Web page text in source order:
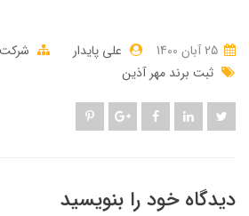
علی پایدار
ثبت برند مهر آذین
دیدگاه خود را بنویسید